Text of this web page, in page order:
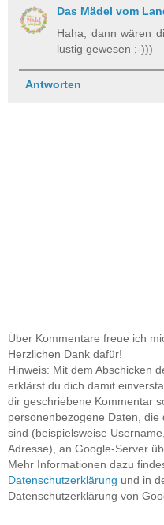
Das Mädel vom
Haha, dann wären
lustig gewesen ;-)))
Antworten
Über Kommentare freue ich
Herzlichen Dank dafür!
Hinweis: Mit dem Abschicken
erklärst du dich damit
dir geschriebene Kommentar
personenbezogene Daten, die
sind (beispielsweise
Adresse), an Google-Server
Mehr Informationen dazu
Datenschutzerklärung und in
Datenschutzerklärung von